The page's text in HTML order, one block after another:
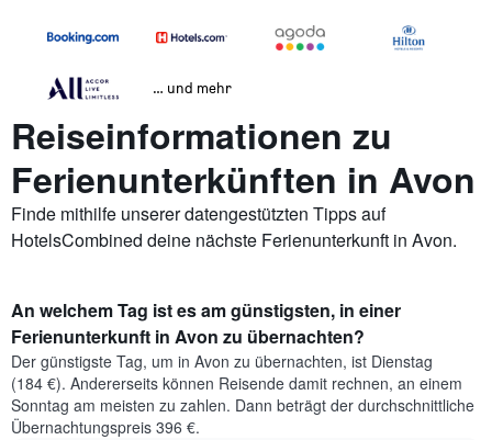
… und mehr
Reiseinformationen zu
Ferienunterkünften in Avon
Finde mithilfe unserer datengestützten Tipps auf
HotelsCombined deine nächste Ferienunterkunft in Avon.
An welchem Tag ist es am günstigsten, in einer
Ferienunterkunft in Avon zu übernachten?
Der günstigste Tag, um in Avon zu übernachten, ist Dienstag
(184 €). Andererseits können Reisende damit rechnen, an einem
Sonntag am meisten zu zahlen. Dann beträgt der durchschnittliche
Übernachtungspreis 396 €.